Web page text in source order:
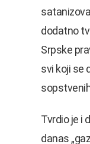
dodatno
Srpske
svi koji se
Tvrdio je i
danas